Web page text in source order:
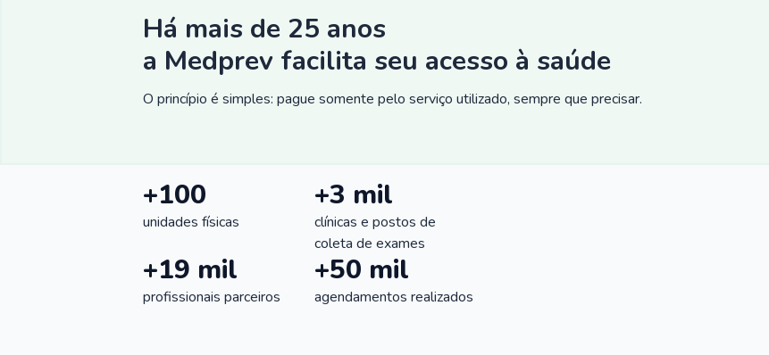
Há mais de 25 anos
a Medprev facilita seu acesso à saúde
O princípio é simples: pague somente pelo serviço utilizado, sempre que precisar.
+100
unidades físicas
+3 mil
clínicas e postos de
coleta de exames
+19 mil
profissionais parceiros
+50 mil
agendamentos realizados